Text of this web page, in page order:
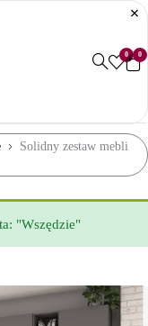
0 0
Solidny zestaw mebli
"Wszędzie"